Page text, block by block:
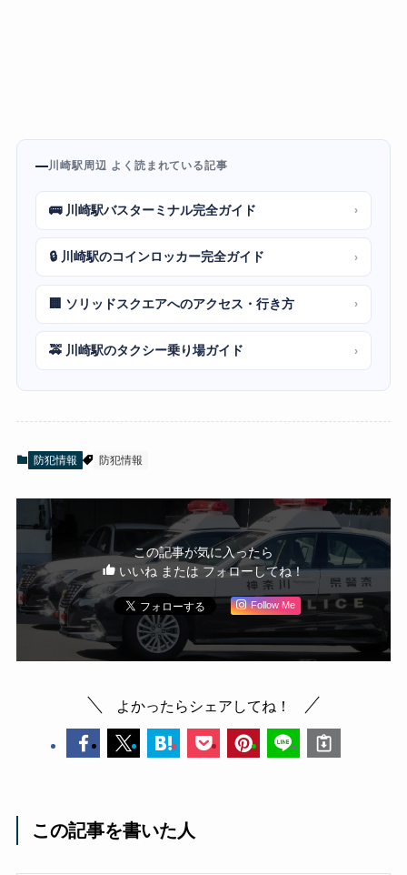
川崎駅周辺 よく読まれている記事
🚌 川崎駅バスターミナル完全ガイド ›
🔒 川崎駅のコインロッカー完全ガイド ›
🏢 ソリッドスクエアへのアクセス・行き方 ›
🚕 川崎駅のタクシー乗り場ガイド ›
防犯情報 防犯情報
この記事が気に入ったら
いいね または フォローしてね！
Follow Me
よかったらシェアしてね！
この記事を書いた人